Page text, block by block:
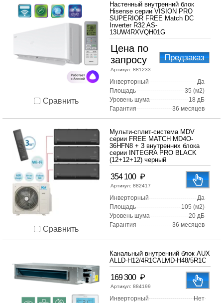
Сравнить
Настенный внутренний блок
Hisense серии VISION PRO
SUPERIOR FREE Match DC
Inverter R32 AS-
13UW4RXVQH01G
Цена по
запросу
Артикул: 881233
Предзаказ
Инверторный
Да
Площадь
35 (м2)
Уровень шума
18 дБ
Гарантия
36 месяцев
Сравнить
Мульти-сплит-система MDV
серии FREE MATCH MD4O-
36HFN8 + 3 внутренних блока
серии INTEGRA PRO BLACK
(12+12+12) черный
354 100 ₽
Артикул: 882417
Инверторный
Да
Площадь
105 (м2)
Уровень шума
20 дБ
Гарантия
36 месяцев
Канальный внутренний блок AUX
ALLD-H12/4R1CALMD-H48/5R1C
169 300 ₽
Артикул: 884199
Инверторный
Нет